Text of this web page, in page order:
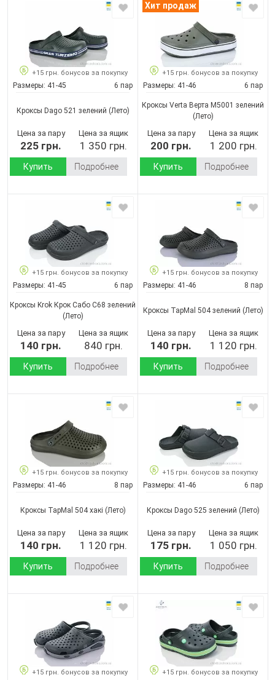
+15 грн. бонусов за покупку
Размеры: 41-45 6 пар
Кроксы Dago 521 зелений (Лето)
Цена за пару
225 грн.
Цена за ящик
1 350 грн.
Купить Подробнее
Хит продаж
+15 грн. бонусов за покупку
Размеры: 41-46 6 пар
Кроксы Verta Верта М5001 зелений
(Лето)
Цена за пару
200 грн.
Цена за ящик
1 200 грн.
Купить Подробнее
+15 грн. бонусов за покупку
Размеры: 41-45 6 пар
Кроксы Krok Крок Сабо С68 зелений
(Лето)
Цена за пару
140 грн.
Цена за ящик
840 грн.
Купить Подробнее
+15 грн. бонусов за покупку
Размеры: 41-46 8 пар
Кроксы TapMal 504 зелений (Лето)
Цена за пару
140 грн.
Цена за ящик
1 120 грн.
Купить Подробнее
+15 грн. бонусов за покупку
Размеры: 41-46 8 пар
Кроксы TapMal 504 хакі (Лето)
Цена за пару
140 грн.
Цена за ящик
1 120 грн.
Купить Подробнее
+15 грн. бонусов за покупку
Размеры: 41-46 6 пар
Кроксы Dago 525 зелений (Лето)
Цена за пару
175 грн.
Цена за ящик
1 050 грн.
Купить Подробнее
+15 грн. бонусов за покупку +15 грн. бонусов за покупку